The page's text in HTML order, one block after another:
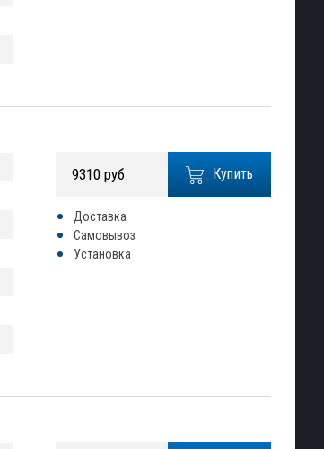
Купить
9310 руб.
Доставка
Самовывоз
Установка